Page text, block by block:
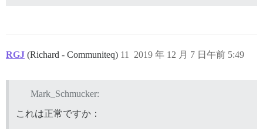
RGJ (Richard - Communiteq) 2019 年 12 月 7 日午前 5:49
11
Mark_Schmucker:
これは正常ですか：